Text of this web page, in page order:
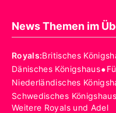
News Themen im
Royals:Britisches
Dänisches Königshaus•
Niederländisches
Schwedisches Königshaus
Weitere Royals und Adel